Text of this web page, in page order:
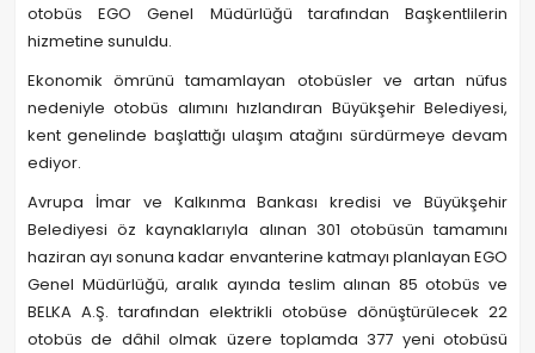
otobüs EGO Genel Müdürlüğü tarafından Başkentlilerin
hizmetine sunuldu.
Ekonomik ömrünü tamamlayan otobüsler ve artan nüfus
nedeniyle otobüs alımını hızlandıran Büyükşehir Belediyesi,
kent genelinde başlattığı ulaşım atağını sürdürmeye devam
ediyor.
Avrupa İmar ve Kalkınma Bankası kredisi ve Büyükşehir
Belediyesi öz kaynaklarıyla alınan 301 otobüsün tamamını
haziran ayı sonuna kadar envanterine katmayı planlayan EGO
Genel Müdürlüğü, aralık ayında teslim alınan 85 otobüs ve
BELKA A.Ş. tarafından elektrikli otobüse dönüştürülecek 22
otobüs de dâhil olmak üzere toplamda 377 yeni otobüsü